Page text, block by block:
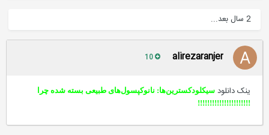
alirezaranjer
ینک دانلودسیکلودکسترین‌ها: نانوکپسول‌های طبیعی بسته شده چرا
!!!!!!!!!!!!!!!!!!!!!!